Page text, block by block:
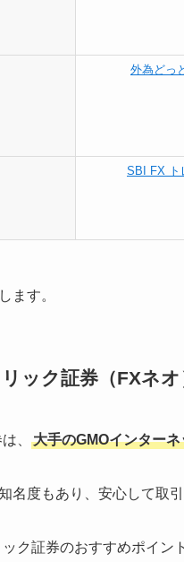
外為どっ
SBI FX ト
ます。
ック証券（FXネオ
、 大手のGMOインター
名度もあり、安心して取
ク証券のおすすめポイン